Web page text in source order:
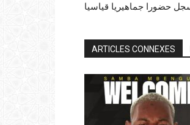
حضورا جماهيريا قياسيا
ARTICLES CONNEXES